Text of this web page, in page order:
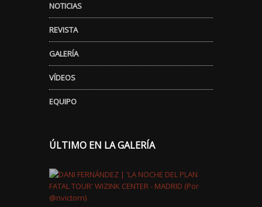
NOTICIAS
REVISTA
GALERÍA
VÍDEOS
EQUIPO
ÚLTIMO EN LA GALERÍA